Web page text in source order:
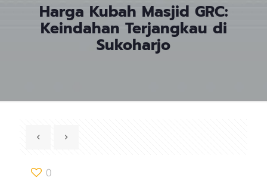
Harga Kubah Masjid GRC:
Keindahan Terjangkau di
Sukoharjo
0